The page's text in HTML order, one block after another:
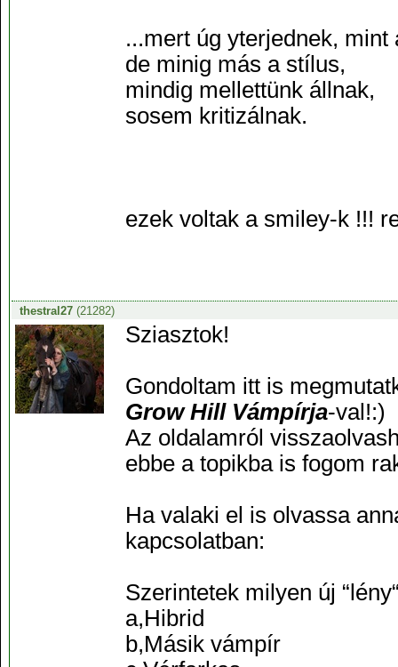
...mert úg yterjednek, mint
de minig más a stílus,
mindig mellettünk állnak,
sosem kritizálnak.
ezek voltak a smiley-k !!!
thestral27(21282)
Sziasztok!
Gondoltam itt is
Grow Hill Vámpírja-val!:)
Az oldalamról
ebbe a topikba is fogom
Ha valaki el is olvassa
kapcsolatban:
Szerintetek milyen új
a,Hibrid
b,Másik vámpír